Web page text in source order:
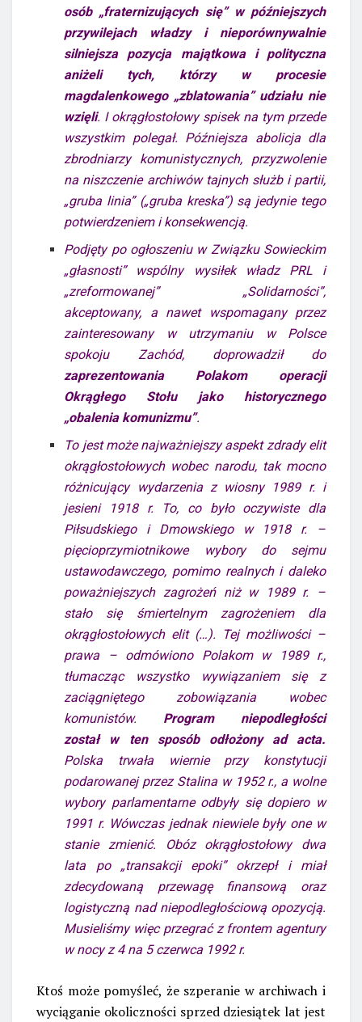
osób „fraternizujących się” w późniejszych
przywilejach władzy i nieporównywalnie
silniejsza pozycja majątkowa i polityczna
aniżeli tych, którzy w procesie
magdalenkowego „zblatowania” udziału nie
wzięli. I okrągłostołowy spisek na tym przede
wszystkim polegał. Późniejsza abolicja dla
zbrodniarzy komunistycznych, przyzwolenie
na niszczenie archiwów tajnych służb i partii,
„gruba linia” („gruba kreska”) są jedynie tego
potwierdzeniem i konsekwencją.
Podjęty po ogłoszeniu w Związku Sowieckim
„głasnosti” wspólny wysiłek władz PRL i
„zreformowanej” „Solidarności”,
akceptowany, a nawet wspomagany przez
zainteresowany w utrzymaniu w Polsce
spokoju Zachód, doprowadził do
zaprezentowania Polakom operacji
Okrągłego Stołu jako historycznego
„obalenia komunizmu”.
To jest może najważniejszy aspekt zdrady elit
okrągłostołowych wobec narodu, tak mocno
różnicujący wydarzenia z wiosny 1989 r. i
jesieni 1918 r. To, co było oczywiste dla
Piłsudskiego i Dmowskiego w 1918 r. –
pięcioprzymiotnikowe wybory do sejmu
ustawodawczego, pomimo realnych i daleko
poważniejszych zagrożeń niż w 1989 r. –
stało się śmiertelnym zagrożeniem dla
okrągłostołowych elit (…). Tej możliwości –
prawa – odmówiono Polakom w 1989 r.,
tłumacząc wszystko wywiązaniem się z
zaciągniętego zobowiązania wobec
komunistów. Program niepodległości
został w ten sposób odłożony ad acta.
Polska trwała wiernie przy konstytucji
podarowanej przez Stalina w 1952 r., a wolne
wybory parlamentarne odbyły się dopiero w
1991 r. Wówczas jednak niewiele były one w
stanie zmienić. Obóz okrągłostołowy dwa
lata po „transakcji epoki” okrzepł i miał
zdecydowaną przewagę finansową oraz
logistyczną nad niepodległościową opozycją.
Musieliśmy więc przegrać z frontem agentury
w nocy z 4 na 5 czerwca 1992 r.
Ktoś może pomyśleć, że szperanie w archiwach i
wyciąganie okoliczności sprzed dziesiątek lat jest